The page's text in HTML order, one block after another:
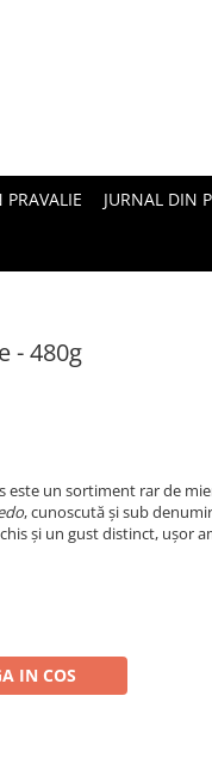
PRAVALIE JURNAL DIN
- 480g
este un sortiment rar de
, cunoscută și sub
și un gust distinct, ușor
IN COS